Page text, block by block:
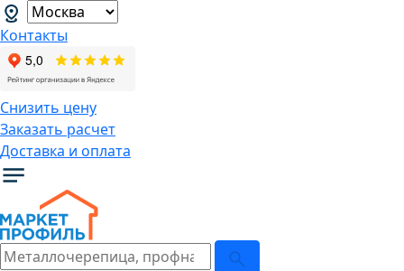
Контакты
Снизить цену
Заказать расчет
Доставка и оплата